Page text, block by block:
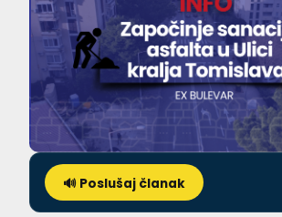
🔊 Poslušaj članak